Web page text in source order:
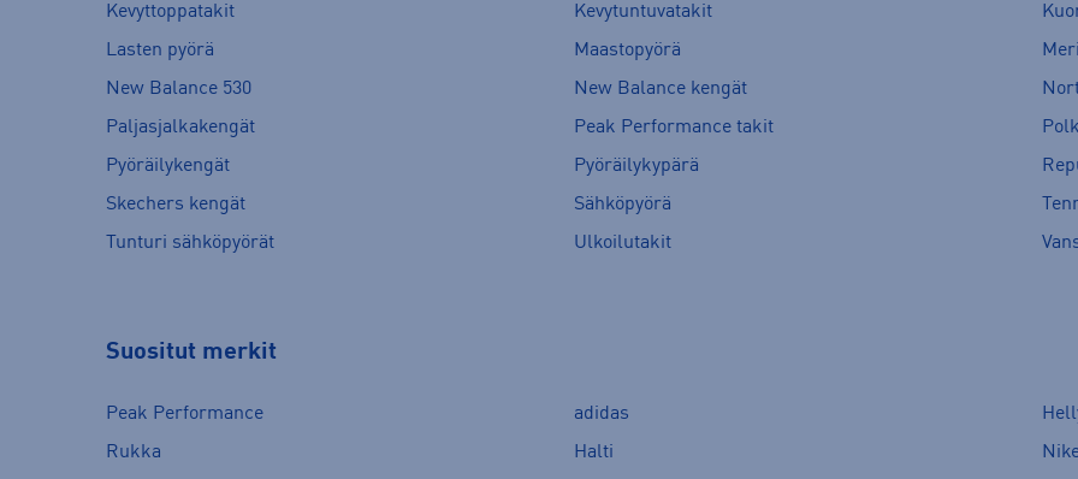
Kevyttoppatakit
Kevytuntuvatakit
Lasten pyörä
Maastopyörä
New Balance 530
New Balance kengät
Paljasjalkakengät
Peak Performance takit
Pyöräilykengät
Pyöräilykypärä
Skechers kengät
Sähköpyörä
Tunturi sähköpyörät
Ulkoilutakit
Suositut merkit
Peak Performance adidas
Rukka
Halti